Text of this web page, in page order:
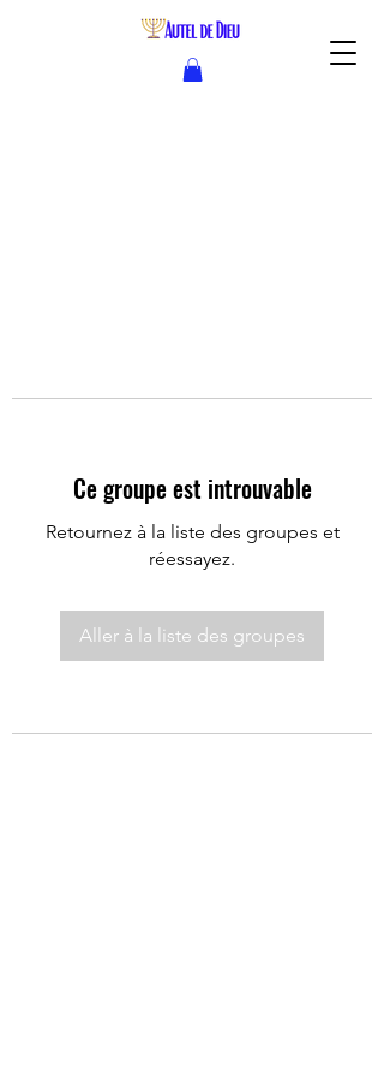
Ce groupe est introuvable
Retournez à la liste des groupes et
réessayez.
Aller à la liste des groupes